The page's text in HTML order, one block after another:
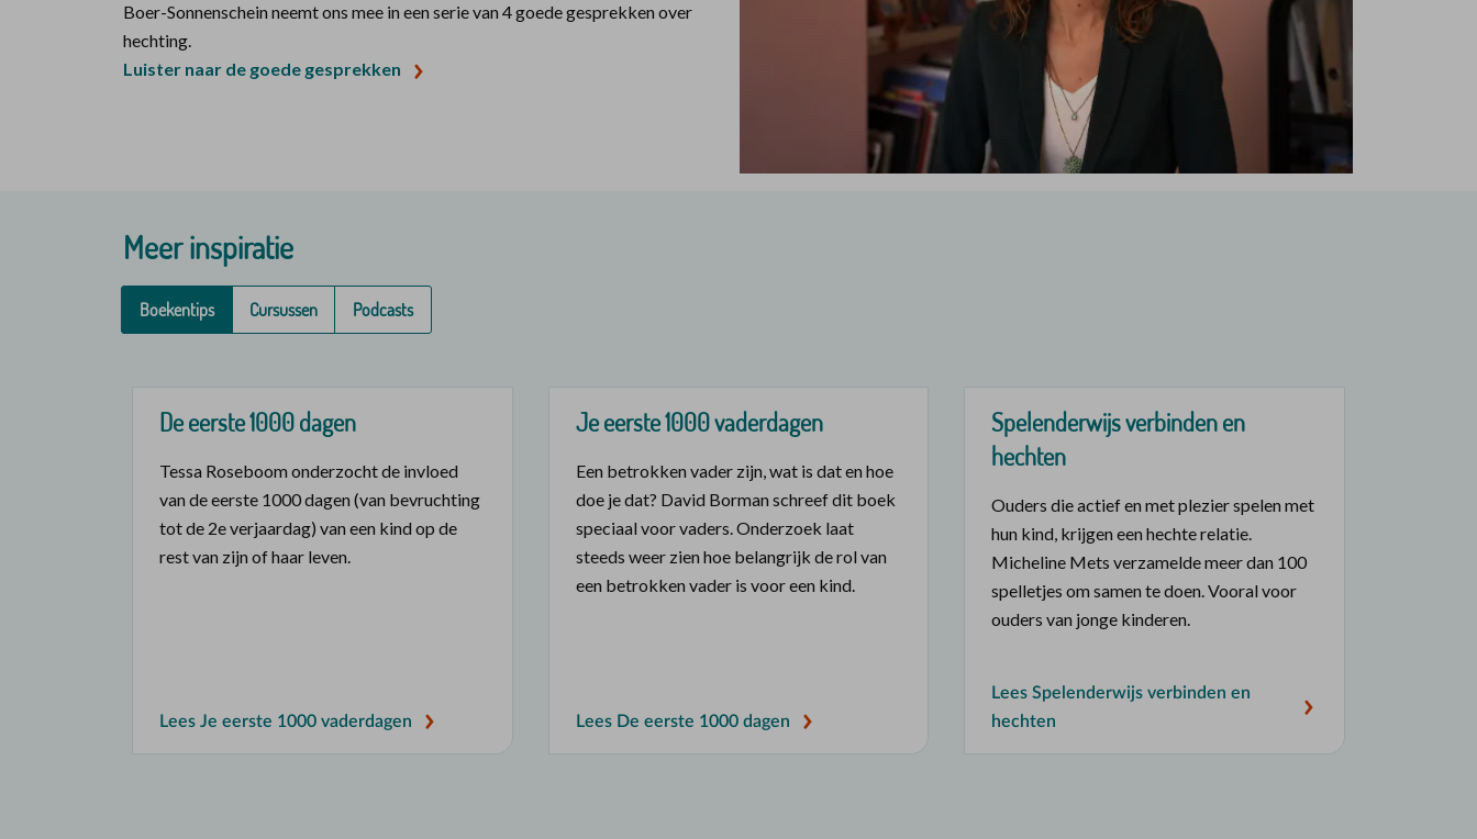
Boer-Sonnenschein neemt ons mee in een serie van 4 goede gesprekken over
hechting.
Luister naar de goede gesprekken
Meer inspiratie
Boekentips Cursussen Podcasts
De eerste 1000 dagen
Tessa Roseboom onderzocht de invloed
van de eerste 1000 dagen (van bevruchting
tot de 2e verjaardag) van een kind op de
rest van zijn of haar leven.
Lees Je eerste 1000 vaderdagen
Je eerste 1000 vaderdagen
Een betrokken vader zijn, wat is dat en hoe
doe je dat? David Borman schreef dit boek
speciaal voor vaders. Onderzoek laat
steeds weer zien hoe belangrijk de rol van
een betrokken vader is voor een kind.
Lees De eerste 1000 dagen
Spelenderwijs verbinden en
hechten
Ouders die actief en met plezier spelen met
hun kind, krijgen een hechte relatie.
Micheline Mets verzamelde meer dan 100
spelletjes om samen te doen. Vooral voor
ouders van jonge kinderen.
Lees Spelenderwijs verbinden en
hechten